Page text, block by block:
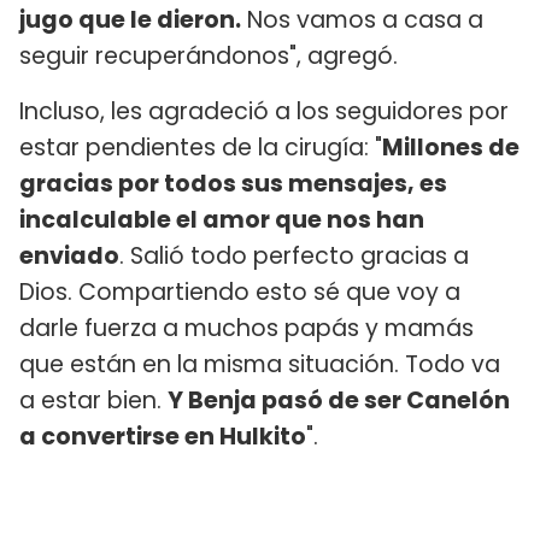
jugo que le dieron. Nos vamos a casa a
seguir recuperándonos", agregó.
Incluso, les agradeció a los seguidores por
estar pendientes de la cirugía: "Millones de
gracias por todos sus mensajes, es
incalculable el amor que nos han
enviado. Salió todo perfecto gracias a
Dios. Compartiendo esto sé que voy a
darle fuerza a muchos papás y mamás
que están en la misma situación. Todo va
a estar bien. Y Benja pasó de ser Canelón
a convertirse en Hulkito".